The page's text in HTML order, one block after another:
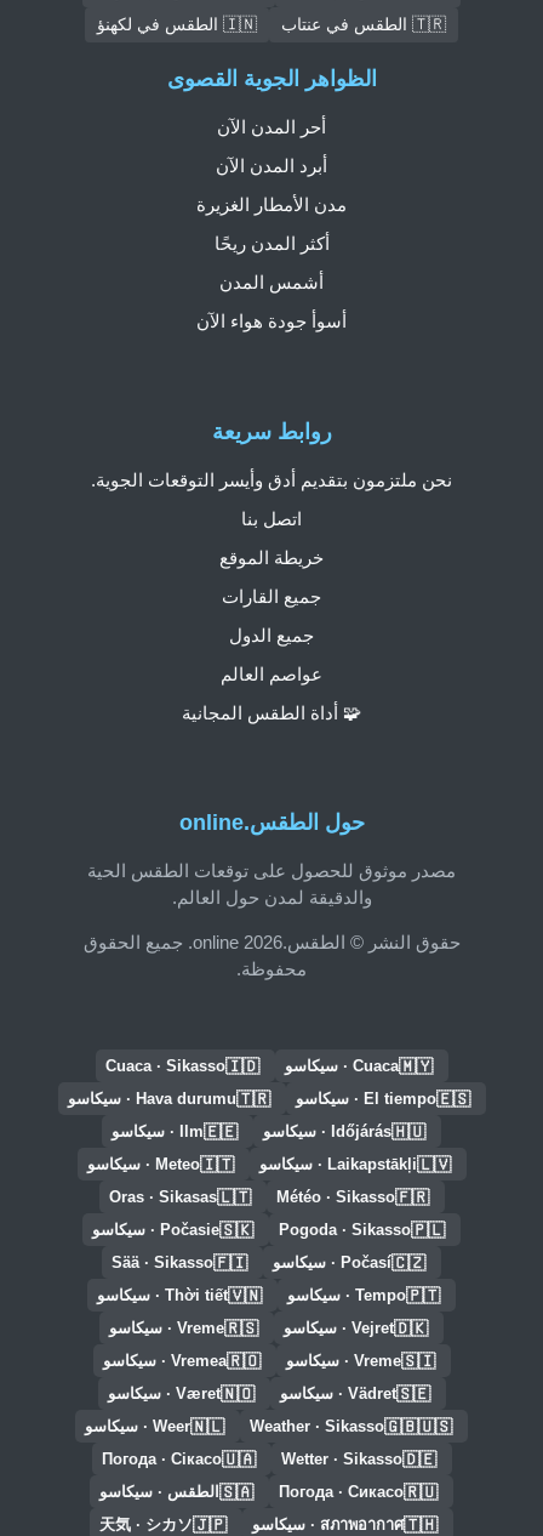
🇹🇷 الطقس في عنتاب
🇮🇳 الطقس في لكهنؤ
حول الطقس.online
مصدر موثوق للحصول على توقعات الطقس الحية
والدقيقة لمدن حول العالم.
حقوق النشر © الطقس.online 2026. جميع الحقوق
محفوظة.
روابط سريعة
نحن ملتزمون بتقديم أدق وأيسر التوقعات الجوية.
اتصل بنا
خريطة الموقع
جميع القارات
جميع الدول
عواصم العالم
🧩 أداة الطقس المجانية
الظواهر الجوية القصوى
أحر المدن الآن
أبرد المدن الآن
مدن الأمطار الغزيرة
أكثر المدن ريحًا
أشمس المدن
أسوأ جودة هواء الآن
🇲🇾Cuaca · سيكاسو 🇮🇩
Cuaca · Sikasso
🇪🇸El tiempo · سيكاسو 🇹🇷Hava durumu · سيكاسو
🇭🇺Időjárás · سيكاسو 🇪🇪Ilm · سيكاسو
🇱🇻Laikapstākļi · سيكاسو 🇮🇹Meteo · سيكاسو
🇫🇷
Météo · Sikasso
🇱🇹
Oras · Sikasas
🇵🇱
Pogoda · Sikasso
🇸🇰Počasie · سيكاسو
🇨🇿Počasí · سيكاسو 🇫🇮
Sää · Sikasso
🇵🇹Tempo · سيكاسو 🇻🇳Thời tiết · سيكاسو
🇩🇰Vejret · سيكاسو 🇷🇸Vreme · سيكاسو
🇸🇮Vreme · سيكاسو 🇷🇴Vremea · سيكاسو
🇸🇪Vädret · سيكاسو 🇳🇴Været · سيكاسو
🇬🇧🇺🇸
Weather · Sikasso
🇳🇱Weer · سيكاسو
🇩🇪
Wetter · Sikasso
🇺🇦
Погода · Сікасо
🇷🇺
Погода · Сикасо
🇸🇦 الطقس · سيكاسو
🇹🇭สภาพอากาศ · سيكاسو 🇯🇵
天気 · シカソ